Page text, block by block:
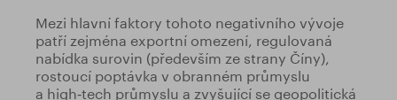
Mezi hlavní faktory tohoto negativního vývoje
patří zejména exportní omezení, regulovaná
nabídka surovin (především ze strany Číny),
rostoucí poptávka v obranném průmyslu
a high‑tech průmyslu a zvyšující se geopolitická